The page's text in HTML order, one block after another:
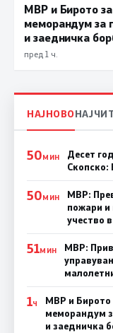
МВР и Бирото
меморандум за
и заедничка
пред 1 ч.
НАЈНОВО
50МИН
Десет
Скопско:
50МИН
МВР:
пожари и
учество
51МИН
МВР:
1Ч
МВР и Бирото
меморандум
и заедничка